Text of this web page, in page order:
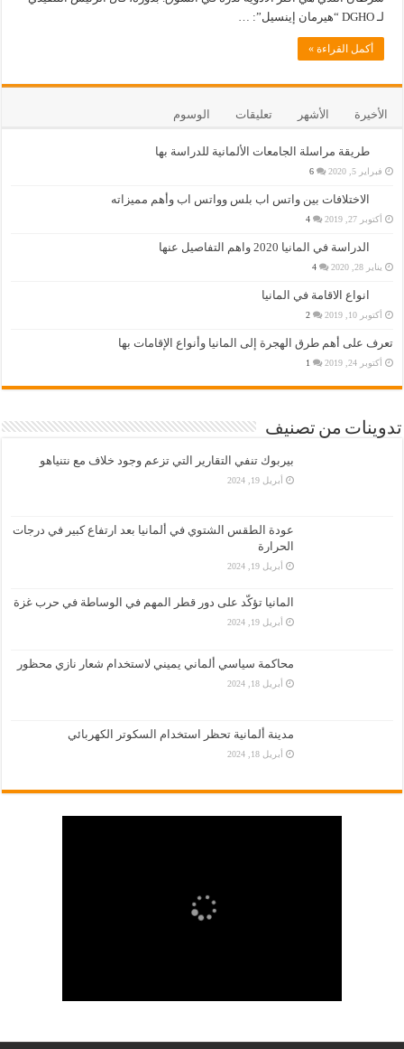
لـ DGHO “هيرمان إينسيل”: …
أكمل القراءة »
الأخيرة الأشهر تعليقات الوسوم
طريقة مراسلة الجامعات الألمانية للدراسة بها
فبراير 5, 2020 6
الاختلافات بين واتس اب بلس وواتس اب وأهم مميزاته
أكتوبر 27, 2019 4
الدراسة في المانيا 2020 واهم التفاصيل عنها
يناير 28, 2020 4
انواع الاقامة في المانيا
أكتوبر 10, 2019 2
تعرف على أهم طرق الهجرة إلى المانيا وأنواع الإقامات بها
أكتوبر 24, 2019 1
تدوينات من تصنيف
بيربوك تنفي التقارير التي تزعم وجود خلاف مع نتنياهو
أبريل 19, 2024
عودة الطقس الشتوي في ألمانيا بعد ارتفاع كبير في درجات
الحرارة
أبريل 19, 2024
المانيا تؤكّد على دور قطر المهم في الوساطة في حرب غزة
أبريل 19, 2024
محاكمة سياسي ألماني يميني لاستخدام شعار نازي محظور
أبريل 18, 2024
مدينة ألمانية تحظر استخدام السكوتر الكهربائي
أبريل 18, 2024